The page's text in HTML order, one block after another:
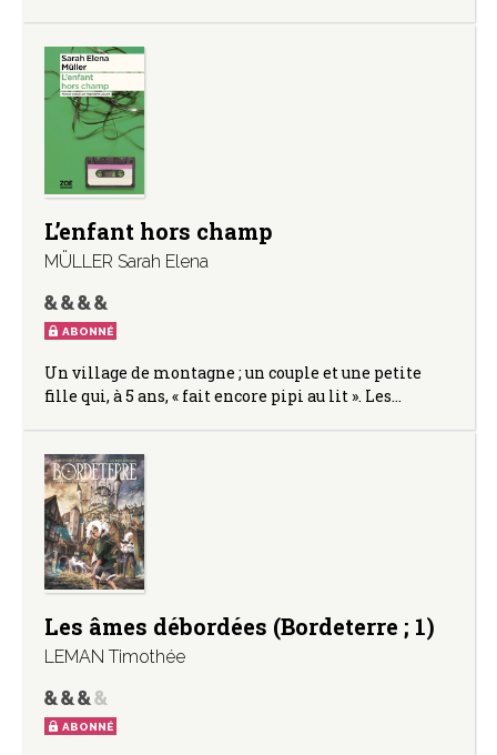
L’enfant hors champ
MÜLLER Sarah Elena
ABONNÉ
Un village de montagne ; un couple et une petite
fille qui, à 5 ans, « fait encore pipi au lit ». Les…
Les âmes débordées (Bordeterre ; 1)
LEMAN Timothée
ABONNÉ